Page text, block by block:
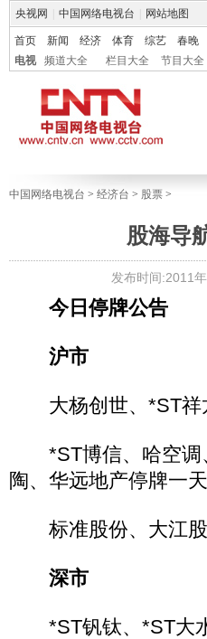
央视网 中国网络电视台 网站地图
首页 新闻 经济 体育 综艺 春晚
电视
频道大全 栏目大全 节目大全
中国网络电视台 > 经济台 > 股票 >
股海导
发布时间:2011
今日停牌公告
沪市
大杨创世、*ST祥
*ST博信、哈空调
陶、华远地产停牌一天
标准股份、大江股
深市
*ST钒钛、*ST大水